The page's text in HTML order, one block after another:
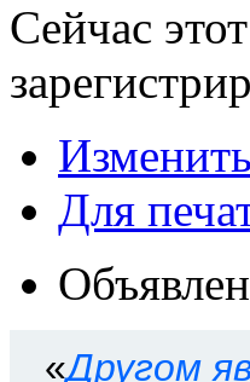
Сейчас
Для
«Другом